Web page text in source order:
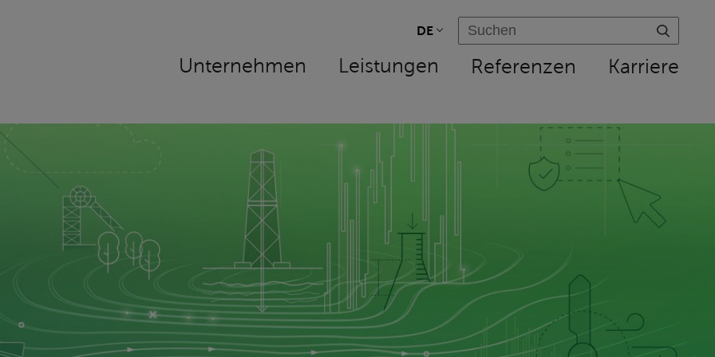
DE
Unternehmen Leistungen Referenzen Karriere